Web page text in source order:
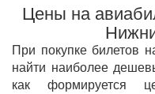
Цены на
При покупке билетов
найти наиболее
как формируется